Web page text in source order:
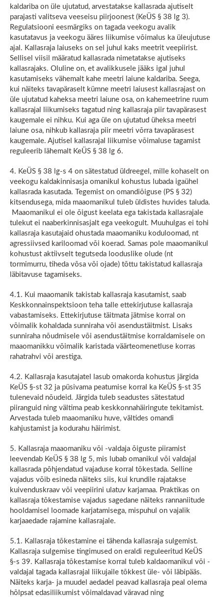
kaldariba on üle ujutatud, arvestatakse kallasrada ajutiselt
parajasti valitseva veeseisu piirjoonest (KeÜS § 38 lg 3).
Regulatsiooni eesmärgiks on tagada veekogu avalik
kasutatavus ja veekogu ääres liikumise võimalus ka üleujutuse
ajal. Kallasraja laiuseks on sel juhul kaks meetrit veepiirist.
Sellisel viisil määratud kallasrada nimetatakse ajutiseks
kallasrajaks. Oluline on, et avalikkusele jääks igal juhul
kasutamiseks vähemalt kahe meetri laiune kaldariba. Seega,
kui näiteks tavapäraselt kümne meetri laiusest kallasrajast on
üle ujutatud kaheksa meetri laiune osa, on kahemeetrine ruum
kallasrajal liikumiseks tagatud ning kallasraja piir tavapärasest
kaugemale ei nihku. Kui aga üle on ujutatud üheksa meetri
laiune osa, nihkub kallasraja piir meetri võrra tavapärasest
kaugemale. Ajutisel kallasrajal liikumise võimaluse tagamist
reguleerib lähemalt KeÜS § 38 lg 6.
4. KeÜS § 38 lg-s 4 on sätestatud üldreegel, mille kohaselt on
veekogu kaldakinnisasja omanikul kohustus lubada igaühel
kallasrada kasutada. Tegemist on omandiõiguse (PS § 32)
kitsendusega, mida maaomanikul tuleb üldistes huvides taluda.
Maaomanikul ei ole õigust keelata ega takistada kallasrajale
tulekut ei naaberkinnisasjalt ega veekogult. Muuhulgas ei tohi
kallasraja kasutajaid ohustada maaomaniku koduloomad, nt
agressiivsed kariloomad või koerad. Samas pole maaomanikul
kohustust aktiivselt tegutseda looduslike olude (nt
tormimurru, tiheda võsa või ojade) tõttu takistatud kallasraja
läbitavuse tagamiseks.
4.1. Kui maaomanik takistab kallasraja kasutamist, saab
Keskkonnainspektsioon teha talle ettekirjutuse kallasraja
vabastamiseks. Ettekirjutuse täitmata jätmise korral on
võimalik kohaldada sunniraha või asendustäitmist. Lisaks
sunniraha nõudmisele või asendustäitmise korraldamisele on
maaomanikku võimalik karistada väärteomenetluse korras
rahatrahvi või arestiga.
4.2. Kallasraja kasutajatel lasub omakorda kohustus järgida
KeÜS §-st 32 ja püsivama peatumise korral ka KeÜS §-st 35
tulenevaid nõudeid. Järgida tuleb seadustes sätestatud
piiranguid ning vältima peab keskkonnahäiringute tekitamist.
Arvestada tuleb maaomaniku huve, vältides omandi
kahjustamist ja kodurahu häirimist.
5. Kallasraja maaomaniku või -valdaja õiguste piiramist
leevendab KeÜS § 38 lg 5, mis lubab omanikul või valdajal
kallasrada põhjendatud vajaduse korral tõkestada. Selline
vajadus võib esineda näiteks siis, kui krundile rajatakse
kuivenduskraav või veepiirini ulatuv karjamaa. Praktikas on
kallasraja tõkestamise vajadus sagedane näiteks rannaniitude
hooldamisel loomade karjatamisega, mispuhul on vajalik
karjaaedade rajamine kallasrajale.
5.1. Kallasraja tõkestamine ei tähenda kallasraja sulgemist.
Kallasraja sulgemise tingimused on eraldi reguleeritud KeÜS
§-s 39. Kallasraja tõkestamise korral tuleb kaldaomanikul või -
valdajal tagada kallasrajal liikujaile tõkkest üle- või läbipääs.
Näiteks karja- ja muudel aedadel peavad kallasraja peal olema
hõlpsat edasiliikumist võimaldavad väravad ning